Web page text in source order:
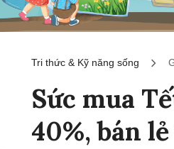
Tri thức & Kỹ năng sống
Sức mua
40%, bán lẻ